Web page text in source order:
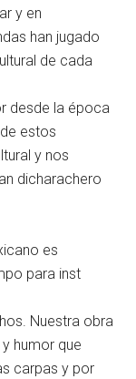
y en
han jugado
de cada
desde la época
estos
y nos
dicharachero
es
para inst
Nuestra obra
humor que
carpas y por